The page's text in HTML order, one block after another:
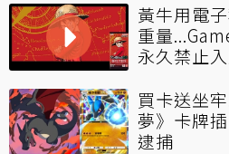
黃牛用電
重量
永久禁止入
買卡送坐
夢》卡牌
逮捕